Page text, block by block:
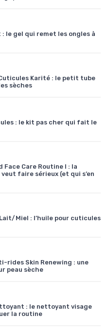
le gel qui remet les ongles à
Cuticules Karité : le petit tube
sèches
: le kit pas cher qui fait le
Face Care Routine I : la
faire sérieux (et qui s’en
Miel : l’huile pour cuticules
rides Skin Renewing : une
peau sèche
: le nettoyant visage
la routine